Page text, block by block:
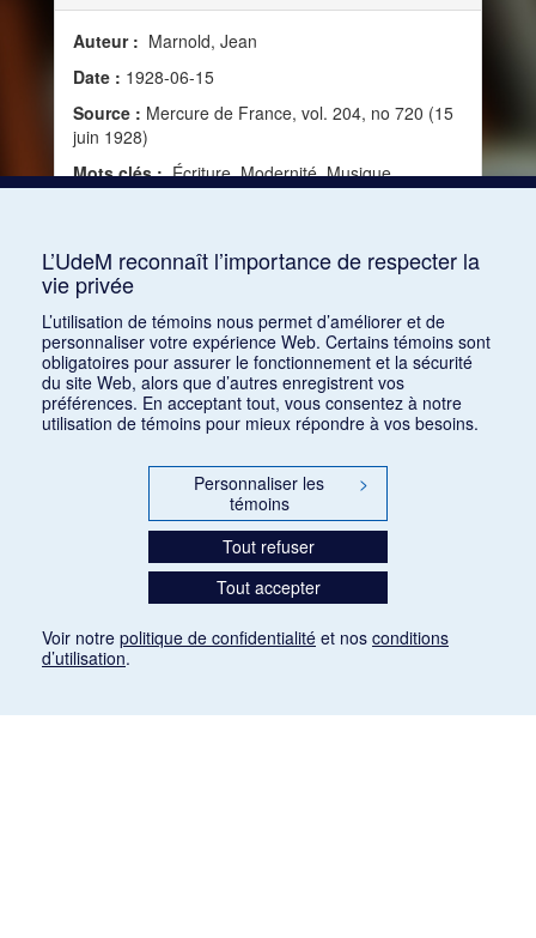
Auteur : Marnold, Jean
Date : 1928-06-15
Source : Mercure de France, vol. 204, no 720 (15
juin 1928)
Mots clés :Écriture, Modernité, Musique
L’UdeM reconnaît l’importance de respecter la
vie privée
L’utilisation de témoins nous permet d’améliorer et de
personnaliser votre expérience Web. Certains témoins sont
obligatoires pour assurer le fonctionnement et la sécurité
du site Web, alors que d’autres enregistrent vos
préférences. En acceptant tout, vous consentez à notre
utilisation de témoins pour mieux répondre à vos besoins.
Personnaliser les
témoins
>
Tout refuser
Tout accepter
Voir notre politique de confidentialité et nos conditions
d’utilisation.